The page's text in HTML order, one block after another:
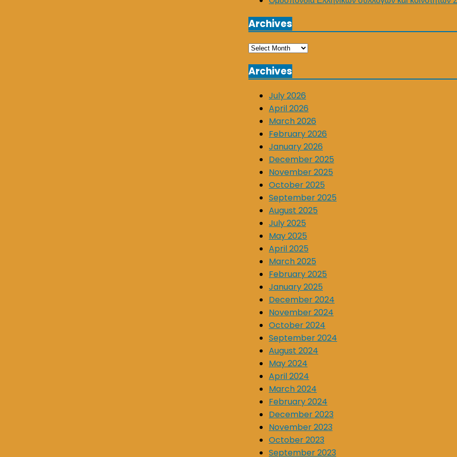
Archives
Archives
Archives
July 2026
April 2026
March 2026
February 2026
January 2026
December 2025
November 2025
October 2025
September 2025
August 2025
July 2025
May 2025
April 2025
March 2025
February 2025
January 2025
December 2024
November 2024
October 2024
September 2024
August 2024
May 2024
April 2024
March 2024
February 2024
December 2023
November 2023
October 2023
September 2023